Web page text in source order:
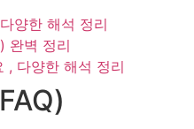
양한 해석 정리
완벽 정리
, 다양한 해석 정리